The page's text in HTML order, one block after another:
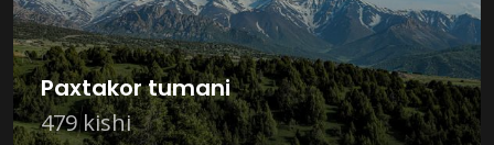
Paxtakor tumani
479 kishi